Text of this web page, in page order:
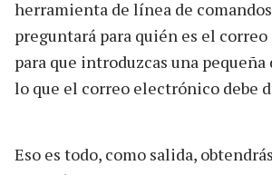
herramienta de línea de
preguntará para quién es el
para que introduzcas una
lo que el correo electrónico debe
Eso es todo, como salida,